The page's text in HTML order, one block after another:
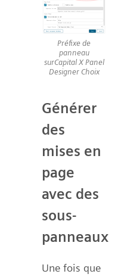
Préfixe de
panneau
surCapital X Panel
Designer Choix
Générer
des
mises en
page
avec des
sous-
panneaux
Une fois que